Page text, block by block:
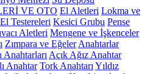
VE OTO El Aletleri Lokma ve
El Testereleri Kesici Grubu Pense
Aletleri Mengene ve İşkenceler
Zımpara ve Eğeler Anahtarlar
Anahtarları Açık Ağız Anahtar
Anahtar Tork Anahtarı Yıldız